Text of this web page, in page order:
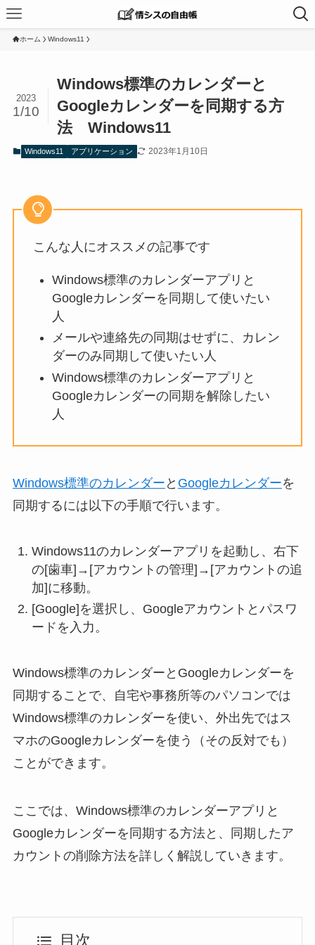
ホーム Windows11
Windows標準のカレンダーと
Googleカレンダーを同期する方
法 Windows11
2023
1/10
Windows11 アプリケーション 2023年1月10日
こんな人にオススメの記事です
Windows標準のカレンダーアプリと
Googleカレンダーを同期して使いたい
人
メールや連絡先の同期はせずに、カレン
ダーのみ同期して使いたい人
Windows標準のカレンダーアプリと
Googleカレンダーの同期を解除したい
人
Windows標準のカレンダー と Googleカレンダーを
同期するには以下の手順で行います。
Windows11のカレンダーアプリを起動し、右下
の[歯車]→[アカウントの管理]→[アカウントの追
加]に移動。
[Google]を選択し、Googleアカウントとパスワ
ードを入力。
Windows標準のカレンダーとGoogleカレンダーを
同期することで、自宅や事務所等のパソコンでは
Windows標準のカレンダーを使い、外出先ではス
マホのGoogleカレンダーを使う（その反対でも）
ことができます。
ここでは、Windows標準のカレンダーアプリと
Googleカレンダーを同期する方法と、同期したア
カウントの削除方法を詳しく解説していきます。
目次